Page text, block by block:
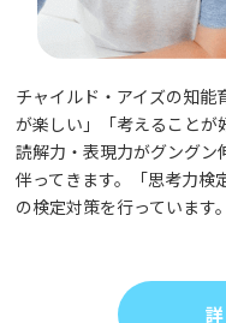
チャイルド・アイズの知能
が楽しい」「考えることが
読解力・表現力がグング
伴ってきます。「思考力検
の検定対策を行っています。